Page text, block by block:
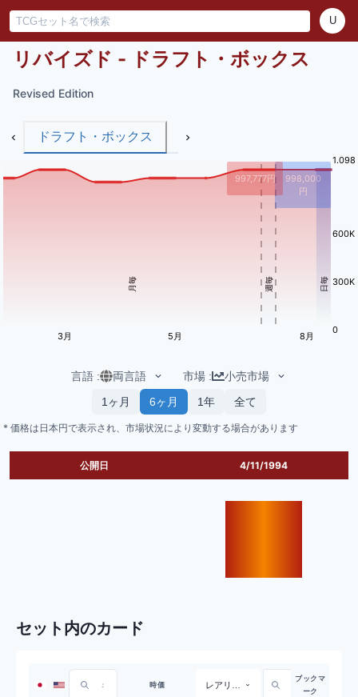
U
リバイズド - ドラフト・ボックス
Revised Edition
ドラフト・ボックス
月毎 週毎 日毎
0
300K
600K
3月 5月 8月
998,000
円
997,777円
言語 : 両言語 市場 :
小売市場
1ヶ月
6ヶ月 1年 全て
* 価格は日本円で表示され、市場状況により変動する場合があります
公開日 4/11/1994
セット内のカード
時価 レアリティ
ブックマ
ーク